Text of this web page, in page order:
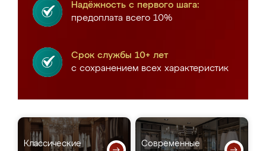
Надёжность с первого шага:
предоплата всего 10%
Срок службы 10+ лет
с сохранением всех характеристик
Классические
Современные